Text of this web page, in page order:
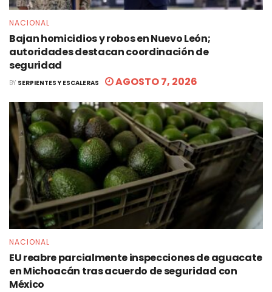
NACIONAL
Bajan homicidios y robos en Nuevo León;
autoridades destacan coordinación de
seguridad
BY SERPIENTES Y ESCALERAS AGOSTO 7, 2026
NACIONAL
EU reabre parcialmente inspecciones de aguacate
en Michoacán tras acuerdo de seguridad con
México